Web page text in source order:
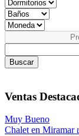
Buscar
Ventas
Muy Bueno
Chalet en Miramar